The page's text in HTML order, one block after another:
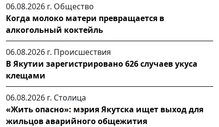
06.08.2026 г. Общество
Когда молоко матери превращается в
алкогольный коктейль
06.08.2026 г. Происшествия
В Якутии зарегистрировано 626 случаев укуса
клещами
06.08.2026 г. Столица
«Жить опасно»: мэрия Якутска ищет выход для
жильцов аварийного общежития